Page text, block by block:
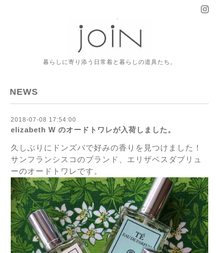
暮らしに寄り添う日常着と暮らしの道具たち。
NEWS
2018-07-08 17:54:00
elizabeth W のオードトワレが入荷しました。
久しぶりにドンズバで好みの香りを見つけました！
サンフランシスコのブランド、エリザベスダブリュ
ーのオードトワレです。